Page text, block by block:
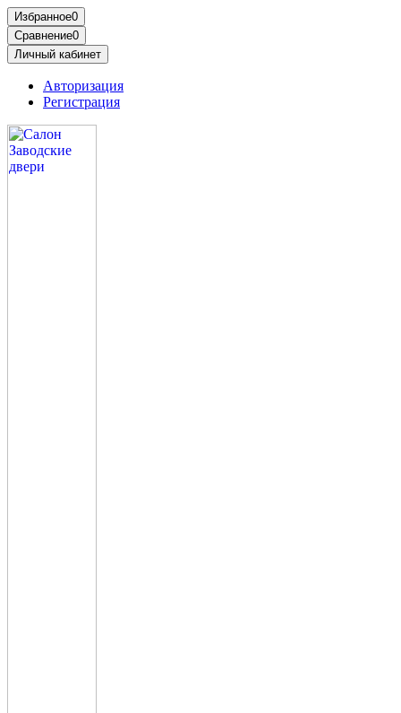
Избранное0
Сравнение0
Личный кабинет
Авторизация
Регистрация